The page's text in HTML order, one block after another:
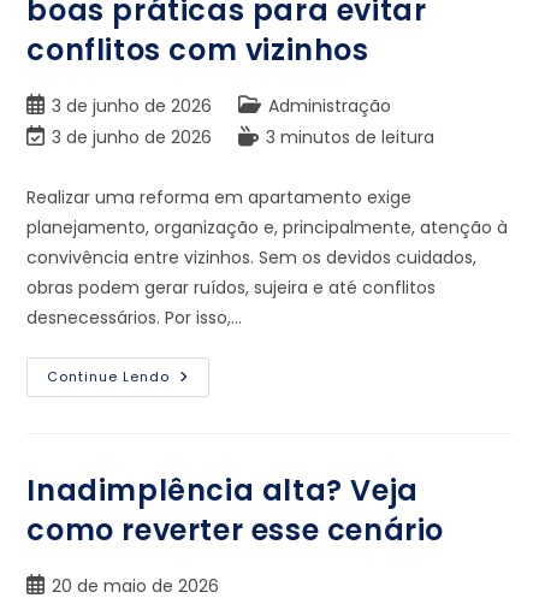
boas práticas para evitar
conflitos com vizinhos
3 de junho de 2026
Administração
3 de junho de 2026
3 minutos de leitura
Realizar uma reforma em apartamento exige
planejamento, organização e, principalmente, atenção à
convivência entre vizinhos. Sem os devidos cuidados,
obras podem gerar ruídos, sujeira e até conflitos
desnecessários. Por isso,…
Continue Lendo
Inadimplência alta? Veja
como reverter esse cenário
20 de maio de 2026